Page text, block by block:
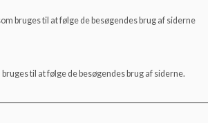
bruges til at følge de besøgendes brug af siderne
til at følge de besøgendes brug af siderne.